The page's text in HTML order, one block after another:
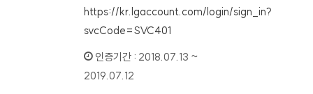
https://kr.lgaccount.com/login/sign_in?
svcCode=SVC401
인증기간 : 2018.07.13 ~
2019.07.12